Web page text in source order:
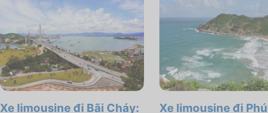
Xe limousine đi Bãi Cháy:
Xe limousine đi